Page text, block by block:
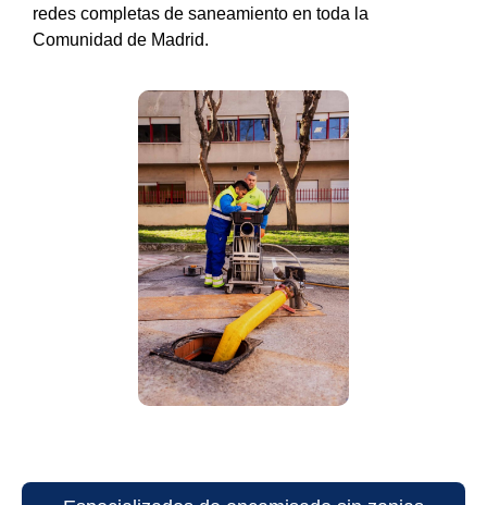
redes completas de saneamiento en toda la
Comunidad de Madrid.